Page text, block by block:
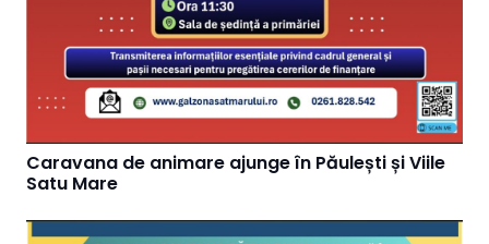
Caravana de animare ajunge în Păulești și Viile
Satu Mare